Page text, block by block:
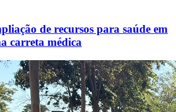
de recursos para saúde em
carreta médica